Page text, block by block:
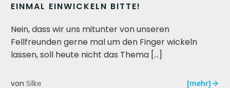
EINMAL EINWICKELN BITTE!
Nein, dass wir uns mitunter von unseren
Fellfreunden gerne mal um den Finger wickeln
lassen, soll heute nicht das Thema […]
von Silke [mehr]